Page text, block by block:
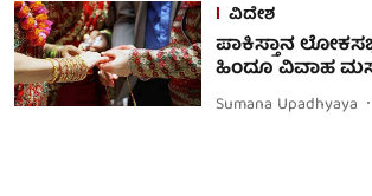
ವಿದೇಶ
ಪಾಕಿಸ್ತಾನ
ಹಿಂದೂ ವಿವಾಹ
Sumana Upadhyaya